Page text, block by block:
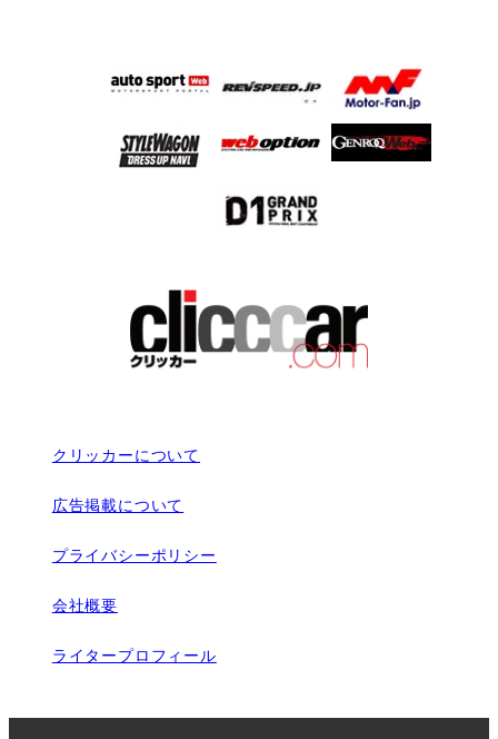
クリッカーについて
広告掲載について
プライバシーポリシー
会社概要
ライタープロフィール